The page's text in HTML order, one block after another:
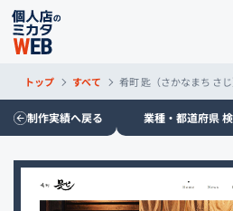
トップ すべて 肴町 匙（さかなまち さじ
制作実績へ戻る 業種・都道府県